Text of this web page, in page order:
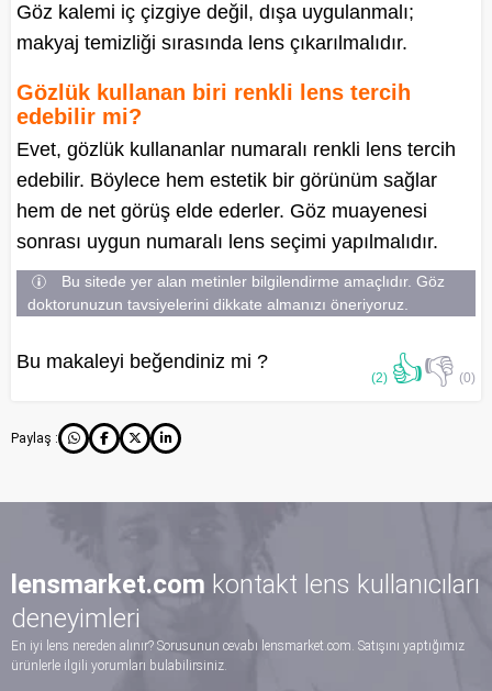
Göz kalemi iç çizgiye değil, dışa uygulanmalı;
makyaj temizliği sırasında lens çıkarılmalıdır.
Gözlük kullanan biri renkli lens tercih
edebilir mi?
Evet, gözlük kullananlar numaralı renkli lens tercih
edebilir. Böylece hem estetik bir görünüm sağlar
hem de net görüş elde ederler. Göz muayenesi
sonrası uygun numaralı lens seçimi yapılmalıdır.
Bu sitede yer alan metinler bilgilendirme amaçlıdır. Göz
doktorunuzun tavsiyelerini dikkate almanızı öneriyoruz.
Bu makaleyi beğendiniz mi ?
(2) 👍👎 (0)
Paylaş :
lensmarket.com kontakt lens kullanıcıları
deneyimleri
En iyi lens nereden alınır? Sorusunun cevabı lensmarket.com. Satışını yaptığımız
ürünlerle ilgili yorumları bulabilirsiniz.